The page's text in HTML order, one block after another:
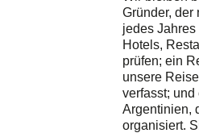
Gründer, der
jedes
Hotels,
prüfen; ein
unsere
verfasst;
Argentinien,
organisiert.